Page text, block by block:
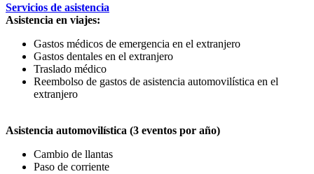
Servicios de asistencia
Asistencia en viajes:
Gastos médicos de emergencia en el extranjero
Gastos dentales en el extranjero
Traslado médico
Reembolso de gastos de asistencia automovilística en el
extranjero
Asistencia automovilística (3 eventos por año)
Cambio de llantas
Paso de corriente